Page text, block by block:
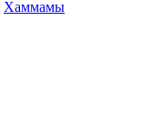
Хаммамы